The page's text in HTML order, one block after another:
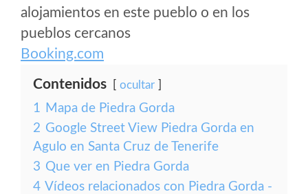
alojamientos en este pueblo o en los
pueblos cercanos
Booking.com
Contenidos ocultar
1 Mapa de Piedra Gorda
2 Google Street View Piedra Gorda en
Agulo en Santa Cruz de Tenerife
3 Que ver en Piedra Gorda
4 Vídeos relacionados con Piedra Gorda -